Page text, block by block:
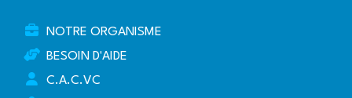
NOTRE ORGANISME
BESOIN D'AIDE
C.A.C.VC